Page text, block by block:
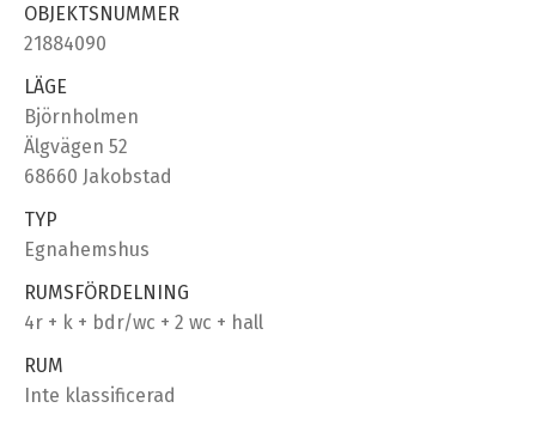
OBJEKTSNUMMER
21884090
LÄGE
Björnholmen
Älgvägen 52
68660 Jakobstad
TYP
Egnahemshus
RUMSFÖRDELNING
4r + k + bdr/wc + 2 wc + hall
RUM
Inte klassificerad